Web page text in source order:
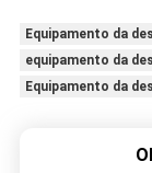
Equipamento da
equipamento da
Equipamento da